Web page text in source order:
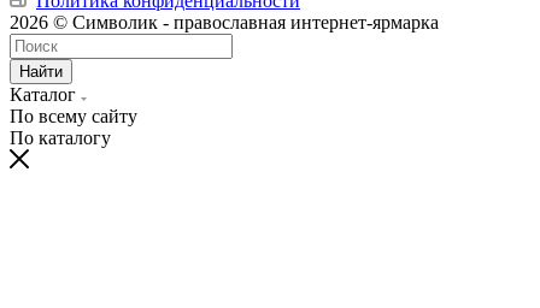
2026 © Символик - православная интернет-ярмарка
Найти
Каталог
По всему сайту
По каталогу